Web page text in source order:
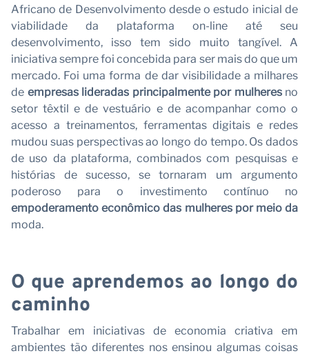
Africano de Desenvolvimento desde o estudo inicial de
viabilidade da plataforma on-line até seu
desenvolvimento, isso tem sido muito tangível. A
iniciativa sempre foi concebida para ser mais do que um
mercado. Foi uma forma de dar visibilidade a milhares
de empresas lideradas principalmente por mulheresno
setor têxtil e de vestuário e de acompanhar como o
acesso a treinamentos, ferramentas digitais e redes
mudou suas perspectivas ao longo do tempo. Os dados
de uso da plataforma, combinados com pesquisas e
histórias de sucesso, se tornaram um argumento
poderoso para o investimento contínuo no
empoderamento econômico das mulheres por meio da
moda.
O que aprendemos ao longo do
caminho
Trabalhar em iniciativas de economia criativa em
ambientes tão diferentes nos ensinou algumas coisas